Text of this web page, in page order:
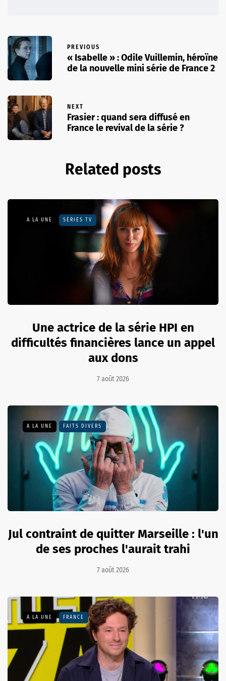
PREVIOUS
« Isabelle » : Odile Vuillemin, héroïne
de la nouvelle mini série de France 2
NEXT
Frasier : quand sera diffusé en
France le revival de la série ?
Related posts
A LA UNE SÉRIES TV
Une actrice de la série HPI en
difficultés financières lance un appel
aux dons
7 août 2026
A LA UNE FAITS DIVERS
Jul contraint de quitter Marseille : l'un
de ses proches l'aurait trahi
7 août 2026
A LA UNE FRANCE